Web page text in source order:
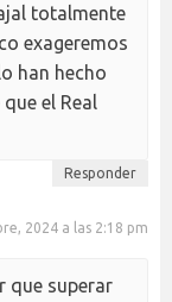
totalmente
exageremos
han hecho
el Real
Responder
2024 a las 2:18 pm
que superar